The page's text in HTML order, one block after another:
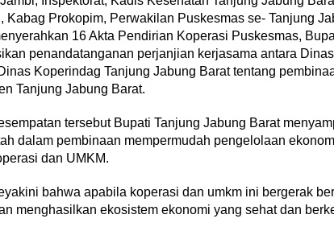
Kabag Prokopim, Perwakilan Puskesmas se- Tanjung
16 Akta Pendirian Koperasi Puskesmas,
penandatanganan perjanjian kerjasama antara
Koperindag Tanjung Jabung Barat tentang
Tanjung Jabung Barat.
tersebut Bupati Tanjung Jabung Barat
dalam pembinaan mempermudah pengelolaan
dan UMKM.
bahwa apabila koperasi dan umkm ini bergerak
menghasilkan ekosistem ekonomi yang sehat dan